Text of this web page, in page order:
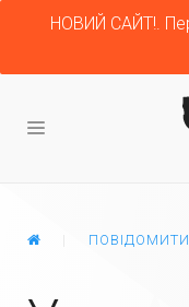
НОВИЙ САЙТ!.
ГЛАВНАЯ